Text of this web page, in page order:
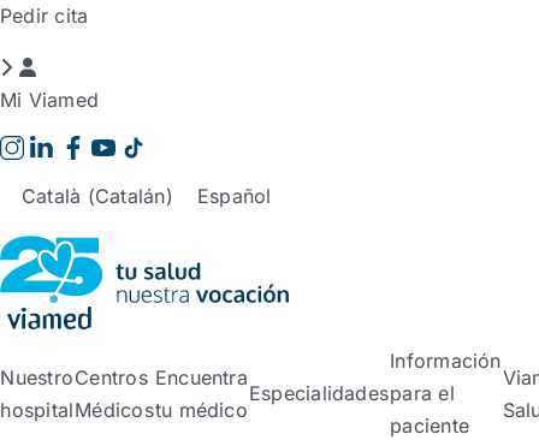
Saltar
contenido
Pedir cita
Mi Viamed
Català (Catalán) Español
Nuestro
hospital
Centros
Médicos
Encuentra
tu médico
Especialidades
Información
para el
paciente